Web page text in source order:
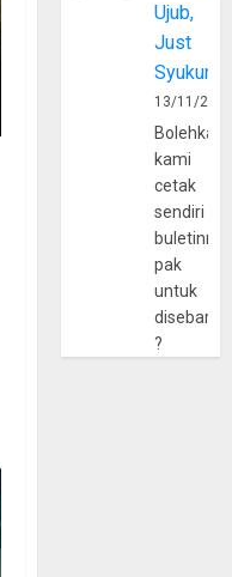
Ujub,
Just
Syukur
13/11/
Bolehkah
kami
cetak
sendiri
pak
untuk
?